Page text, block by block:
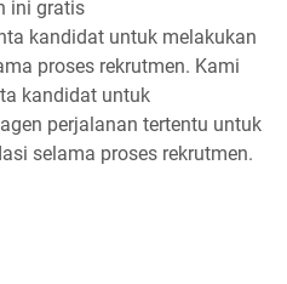
ini gratis
kandidat untuk melakukan
proses rekrutmen. Kami
kandidat untuk
perjalanan tertentu untuk
selama proses rekrutmen.